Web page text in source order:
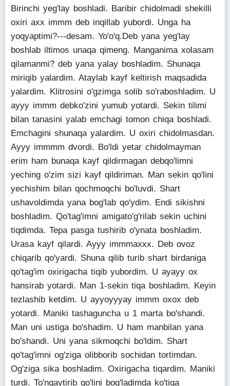
Birinchi yeg'lay boshladi. Baribir chidolmadi shekilli
oxiri axx immm deb inqillab yubordi. Unga ha
yoqyaptimi?---desam. Yo'o'q.Deb yana yeg'lay
boshlab iltimos unaqa qimeng. Manganima xolasam
qilamanmi? deb yana yalay boshladim. Shunaqa
miriqib yalardim. Ataylab kayf keltirish maqsadida
yalardim. Klitrosini o'gzimga solib so'raboshladim. U
ayyy immm debko'zini yumub yotardi. Sekin tilimi
bilan tanasini yalab emchagi tomon chiqa boshladi.
Emchagini shunaqa yalardim. U oxiri chidolmasdan.
Ayyy immmm dvordi. Bo'ldi yetar chidolmayman
erim ham bunaqa kayf qildirmagan debqo'limni
yeching o'zim sizi kayf qildiriman. Man sekin qo'lini
yechishim bilan qochmoqchi bo'luvdi. Shart
ushavoldimda yana bog'lab qo'ydim. Endi sikishni
boshladim. Qo'tag'imni amigato'g'rilab sekin uchini
tiqdimda. Tepa pasga tushirib o'ynata boshladim.
Urasa kayf qilardi. Ayyy immmaxxx. Deb ovoz
chiqarib qo'yardi. Shuna qilib turib shart birdaniga
qo'tag'im oxirigacha tiqib yubordim. U ayayy ox
hansirab yotardi. Man 1-sekin tiqa boshladim. Keyin
tezlashib ketdim. U ayyoyyyay immm oxox deb
yotardi. Maniki tashaguncha u 1 marta bo'shandi.
Man uni ustiga bo'shadim. U ham manbilan yana
bo'shandi. Uni yana sikmoqchi bo'ldim. Shart
qo'tag'imni og'ziga olibborib sochidan tortimdan.
Og'ziga sika boshladim. Oxirigacha tiqardim. Maniki
turdi. To'nqaytirib qo'lini bog'ladimda ko'tiga